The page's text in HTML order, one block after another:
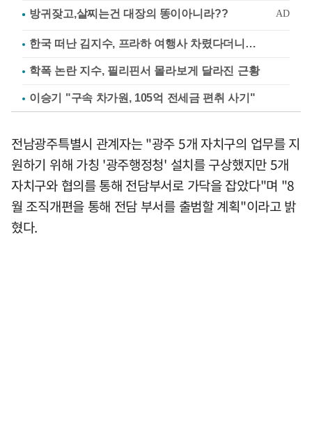
한국 떠난 김지수, 프라하 여행사 차렸다더니…
학폭 논란 지수, 필리핀서 몰라보게 달라진 근황
이승기 "구속 차가원, 105억 전세금 편취 사기"
전남광주특별시 관계자는 "광주 5개 자치구의 업무를 지
원하기 위해 가칭 '광주행정청' 설치를 구상했지만 5개
자치구와 협의를 통해 전담부서로 가닥을 잡았다"며 "8
월 조직개편을 통해 전담 부서를 출범할 계획"이라고 밝
혔다.